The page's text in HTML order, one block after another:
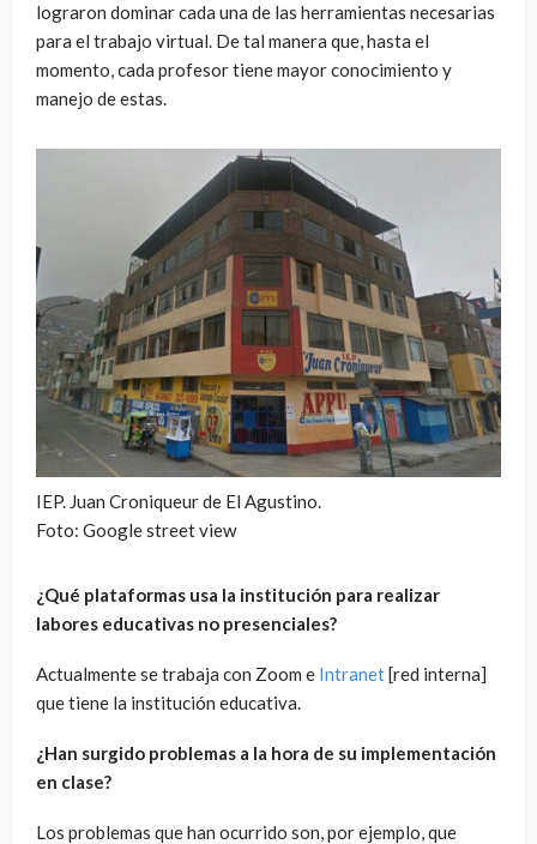
lograron dominar cada una de las herramientas necesarias
para el trabajo virtual. De tal manera que, hasta el
momento, cada profesor tiene mayor conocimiento y
manejo de estas.
IEP. Juan Croniqueur de El Agustino.
Foto: Google street view
¿Qué plataformas usa la institución para realizar
labores educativas no presenciales?
Actualmente se trabaja con Zoom e Intranet[red interna]
que tiene la institución educativa.
¿Han surgido problemas a la hora de su implementación
en clase?
Los problemas que han ocurrido son, por ejemplo, que